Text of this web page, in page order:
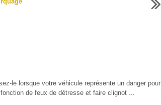
le lorsque votre véhicule représente un danger pour
de feux de détresse et faire clignot ...